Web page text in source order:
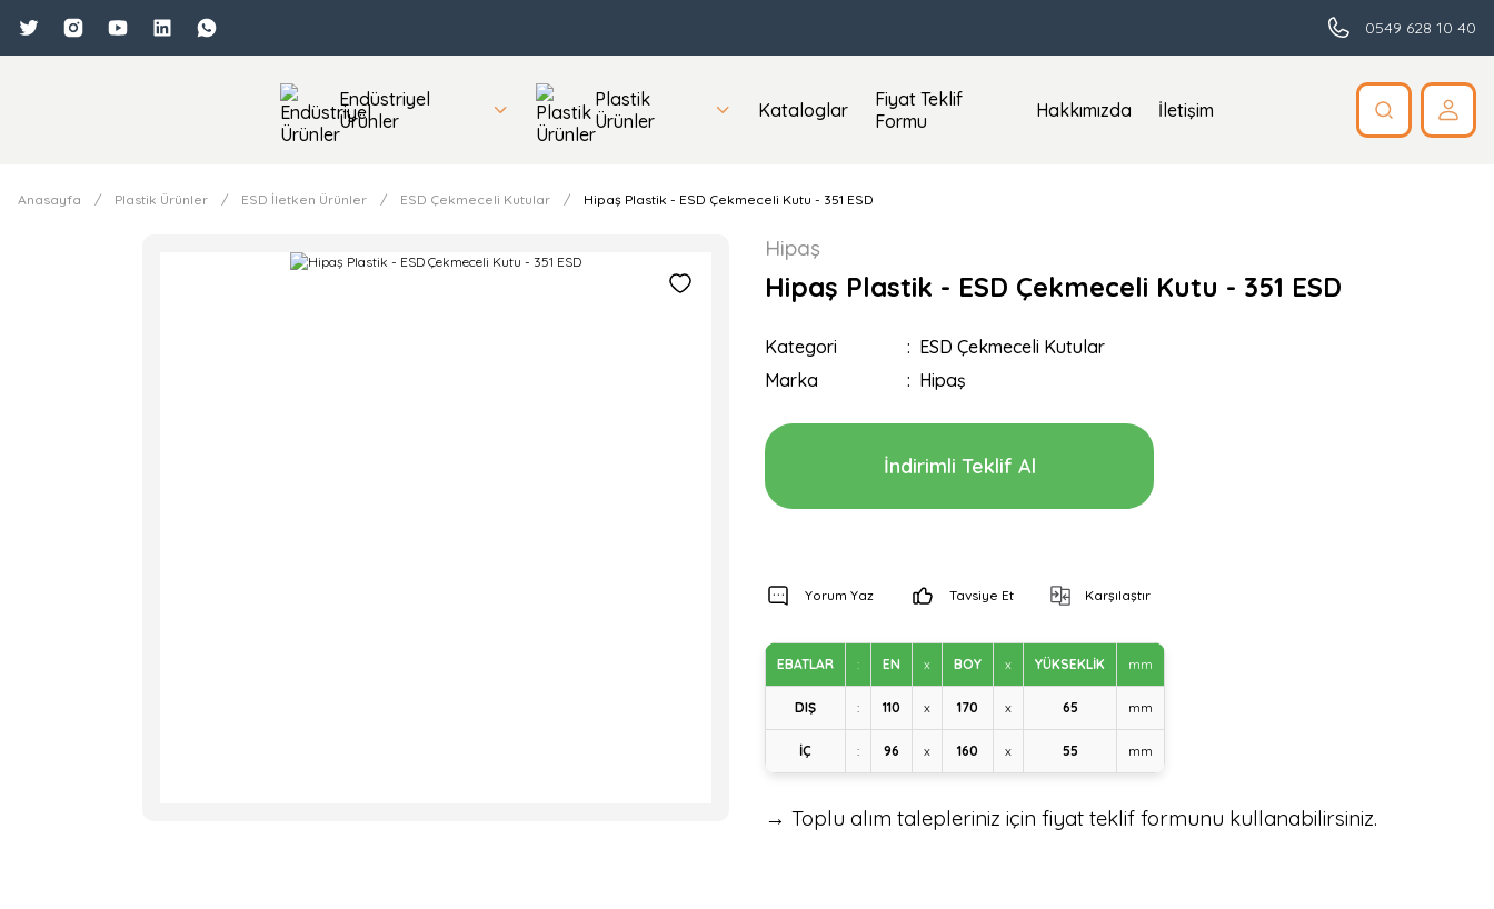
0549 628 10 40
Endüstriyel
Ürünler
Plastik
Ürünler
Kataloglar
Fiyat Teklif
Formu
Hakkımızda İletişim
Anasayfa Plastik Ürünler ESD İletken Ürünler ESD Çekmeceli Kutular Hipaş Plastik - ESD Çekmeceli Kutu - 351 ESD
Hipaş
Hipaş Plastik - ESD Çekmeceli Kutu - 351 ESD
Kategori
ESD Çekmeceli Kutular
Marka
Hipaş
İndirimli Teklif Al
Yorum Yaz Tavsiye Et Karşılaştır
EBATLAR : EN x BOY x YÜKSEKLİK mm
DIŞ : 110 x 170 x 65 mm
İÇ : 96 x 160 x 55 mm
→ Toplu alım talepleriniz için fiyat teklif formunu kullanabilirsiniz.